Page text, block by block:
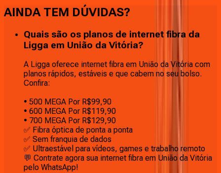
AINDA TEM DÚVIDAS?
Quais são os planos de internet fibra da
Ligga em União da Vitória?
A Ligga oferece internet fibra em União da Vitória com
planos rápidos, estáveis e que cabem no seu bolso.
Confira:
• 500 MEGA Por R$99,90
• 600 MEGA Por R$119,90
• 700 MEGA Por R$129,90
✅ Fibra óptica de ponta a ponta
✅ Sem franquia de dados
✅ Ultraestável para vídeos, games e trabalho remoto
💬 Contrate agora sua internet fibra em União da Vitória
pelo WhatsApp!